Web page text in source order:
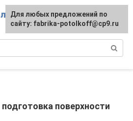
поверхности
Для любых предложений по
сайту: fabrika-potolkoff@cp9.ru